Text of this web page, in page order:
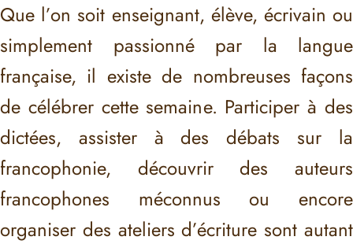
Que l’on soit enseignant, élève, écrivain ou
simplement passionné par la langue
française, il existe de nombreuses façons
de célébrer cette semaine. Participer à des
dictées, assister à des débats sur la
francophonie, découvrir des auteurs
francophones méconnus ou encore
organiser des ateliers d’écriture sont autant